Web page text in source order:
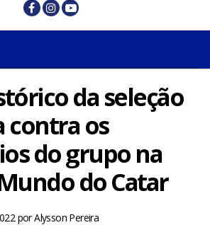
da seleção
contra os
do grupo na
do Catar
porAlysson Pereira